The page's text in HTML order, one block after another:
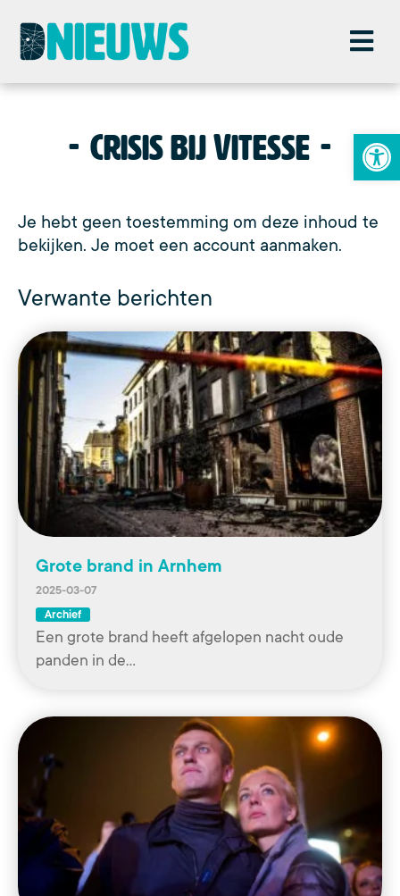
Crisis bij Vitesse
Je hebt geen toestemming om deze inhoud te
bekijken. Je moet een account aanmaken.
Verwante berichten
Grote brand in Arnhem
2025-03-07
Archief
Een grote brand heeft afgelopen nacht oude
panden in de…